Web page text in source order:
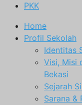
PKK
Home
Profil Sekolah
Identitas
Visi, Misi
Bekasi
Sejarah
Sarana &